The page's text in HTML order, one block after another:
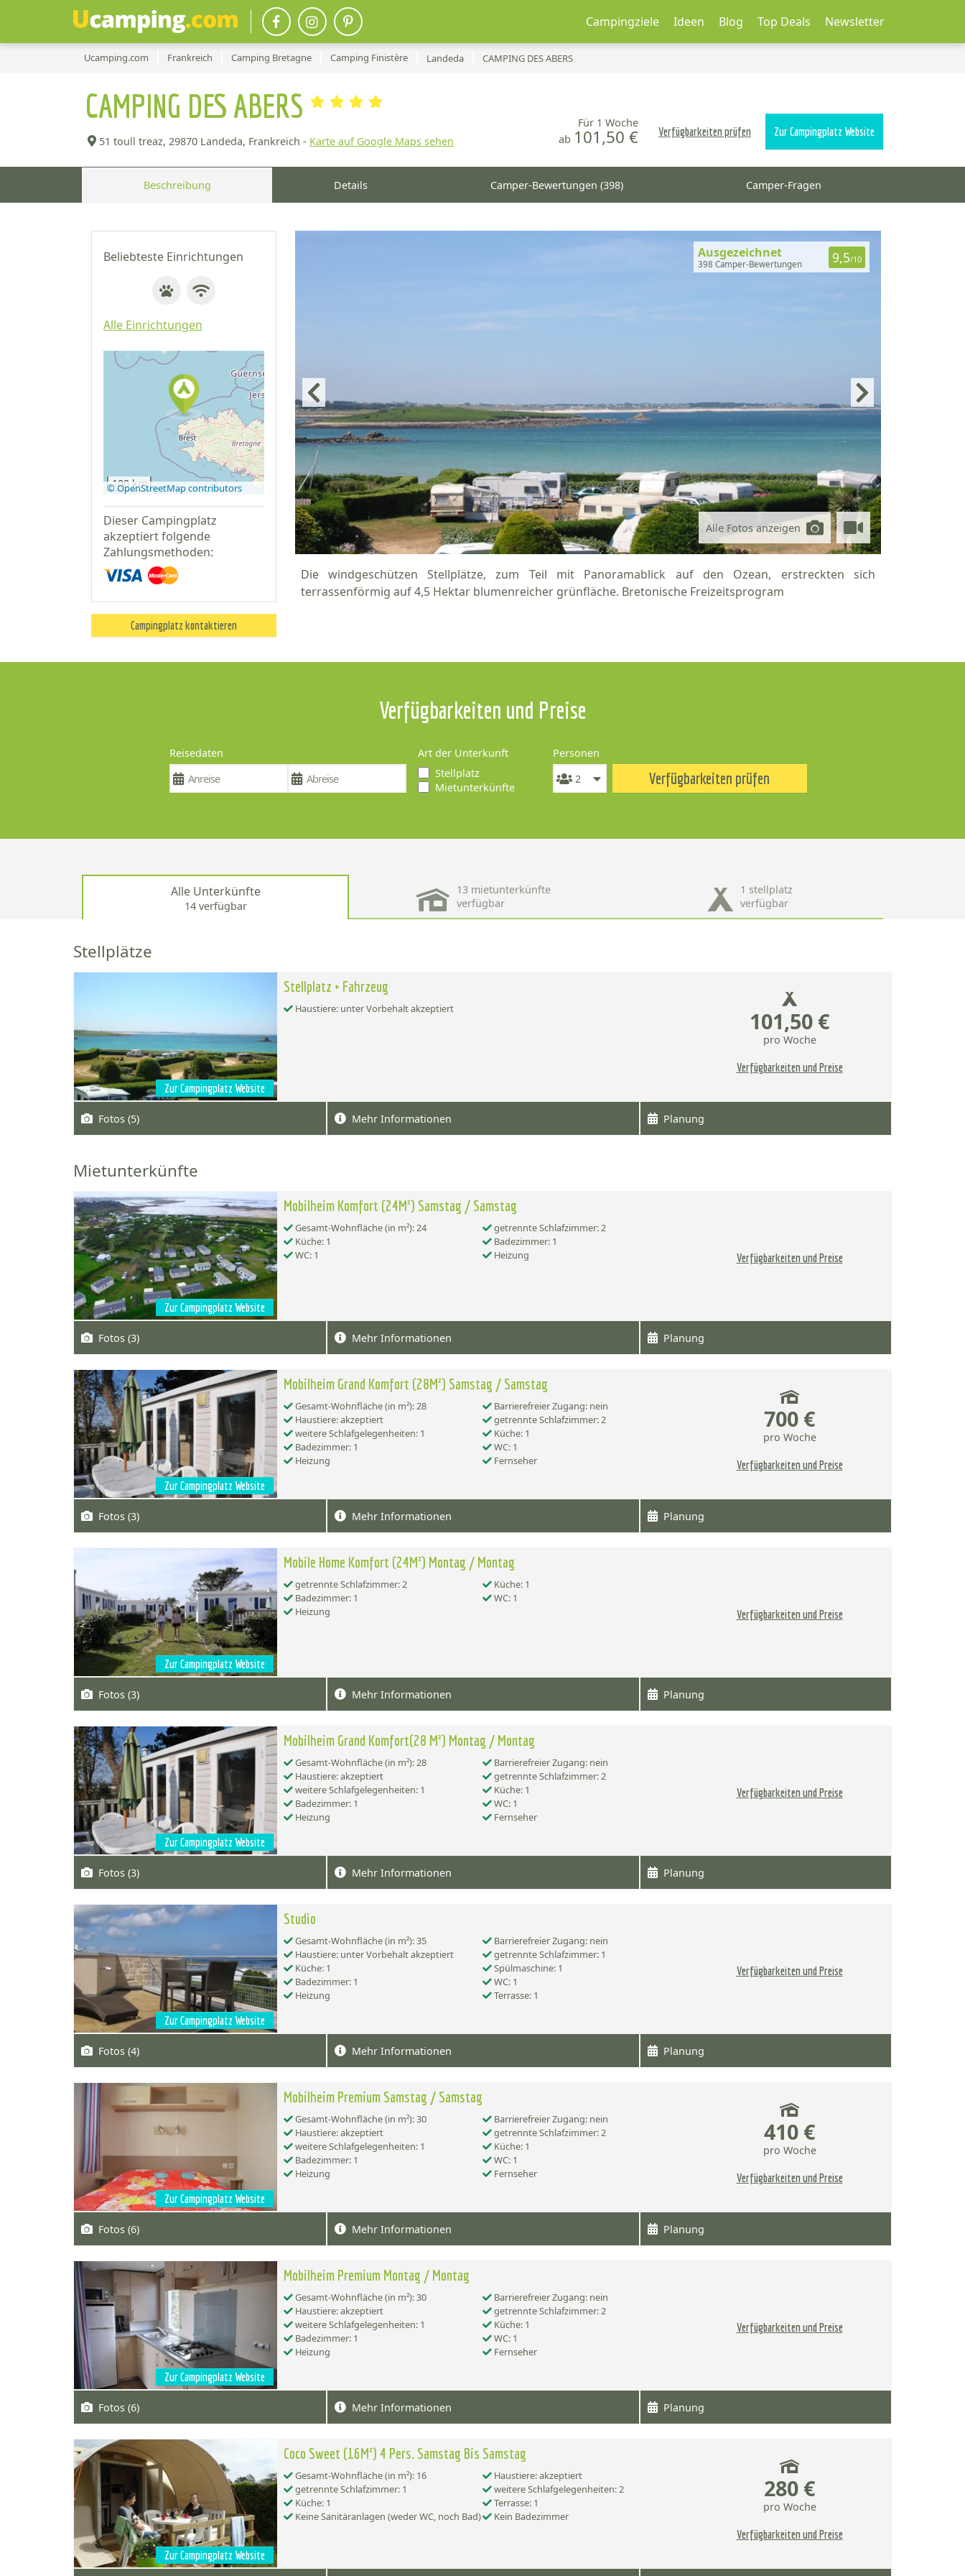
Campingziele Ideen Blog Top Deals Newsletter
Ucamping.com Frankreich Camping Bretagne Camping Finistère Landeda CAMPING DES ABERS
CAMPING DES ABERS
51 toull treaz, 29870 Landeda, Frankreich - Karte auf Google Maps sehen
Für 1 Woche
ab 101,50 € Verfügbarkeiten prüfen Zur Campingplatz Website
Beschreibung Details Camper-Bewertungen (398) Camper-Fragen
Beliebteste Einrichtungen
Alle Einrichtungen
Auf Google
Maps
anzeigen
100 km
© OpenStreetMap contributors
Dieser Campingplatz
akzeptiert folgende
Zahlungsmethoden:
Campingplatz kontaktieren
Alle Fotos anzeigen
Ausgezeichnet
398 Camper-Bewertungen 9,5/10
Die windgeschützen Stellplätze, zum Teil mit Panoramablick auf den Ozean, erstreckten sich
terrassenförmig auf 4,5 Hektar blumenreicher grünfläche. Bretonische Freizeitsprogram
Verfügbarkeiten und Preise
Reisedaten
Art der Unterkunft
Stellplatz
Mietunterkünfte
Personen
Verfügbarkeiten prüfen
Alle Unterkünfte
14 verfügbar
13 mietunterkünfte
verfügbar
1 stellplatz
verfügbar
Stellplätze
Zur Campingplatz Website
Stellplatz + Fahrzeug
Haustiere: unter Vorbehalt akzeptiert 101,50 €
pro Woche
Verfügbarkeiten und Preise
Fotos (5) Mehr Informationen Planung
Mietunterkünfte
Zur Campingplatz Website
Mobilheim Komfort (24M²) Samstag / Samstag
Gesamt-Wohnfläche (in m²): 24
getrennte Schlafzimmer: 2
Küche: 1
Badezimmer: 1
WC: 1
Heizung Verfügbarkeiten und Preise
Fotos (3) Mehr Informationen Planung
Zur Campingplatz Website
Mobilheim Grand Komfort (28M²) Samstag / Samstag
Gesamt-Wohnfläche (in m²): 28
Barrierefreier Zugang: nein
Haustiere: akzeptiert
getrennte Schlafzimmer: 2
weitere Schlafgelegenheiten: 1
Küche: 1
Badezimmer: 1
WC: 1
Heizung
Fernseher
700 €
pro Woche
Verfügbarkeiten und Preise
Fotos (3) Mehr Informationen Planung
Zur Campingplatz Website
Mobile Home Komfort (24M²) Montag / Montag
getrennte Schlafzimmer: 2
Küche: 1
Badezimmer: 1
WC: 1
Heizung
Verfügbarkeiten und Preise
Fotos (3) Mehr Informationen Planung
Zur Campingplatz Website
Mobilheim Grand Komfort(28 M²) Montag / Montag
Gesamt-Wohnfläche (in m²): 28
Barrierefreier Zugang: nein
Haustiere: akzeptiert
getrennte Schlafzimmer: 2
weitere Schlafgelegenheiten: 1
Küche: 1
Badezimmer: 1
WC: 1
Heizung
Fernseher
Verfügbarkeiten und Preise
Fotos (3) Mehr Informationen Planung
Zur Campingplatz Website
Studio
Gesamt-Wohnfläche (in m²): 35
Barrierefreier Zugang: nein
Haustiere: unter Vorbehalt akzeptiert
getrennte Schlafzimmer: 1
Küche: 1
Spülmaschine: 1
Badezimmer: 1
WC: 1
Heizung
Terrasse: 1
Verfügbarkeiten und Preise
Fotos (4) Mehr Informationen Planung
Zur Campingplatz Website
Mobilheim Premium Samstag / Samstag
Gesamt-Wohnfläche (in m²): 30
Barrierefreier Zugang: nein
Haustiere: akzeptiert
getrennte Schlafzimmer: 2
weitere Schlafgelegenheiten: 1
Küche: 1
Badezimmer: 1
WC: 1
Heizung
Fernseher
410 €
pro Woche
Verfügbarkeiten und Preise
Fotos (6) Mehr Informationen Planung
Zur Campingplatz Website
Mobilheim Premium Montag / Montag
Gesamt-Wohnfläche (in m²): 30
Barrierefreier Zugang: nein
Haustiere: akzeptiert
getrennte Schlafzimmer: 2
weitere Schlafgelegenheiten: 1
Küche: 1
Badezimmer: 1
WC: 1
Heizung
Fernseher
Verfügbarkeiten und Preise
Fotos (6) Mehr Informationen Planung
Zur Campingplatz Website
Coco Sweet (16M²) 4 Pers. Samstag Bis Samstag
Gesamt-Wohnfläche (in m²): 16
Haustiere: akzeptiert
getrennte Schlafzimmer: 1
weitere Schlafgelegenheiten: 2
Küche: 1
Terrasse: 1
Keine Sanitäranlagen (weder WC, noch Bad)
Kein Badezimmer
280 €
pro Woche
Verfügbarkeiten und Preise